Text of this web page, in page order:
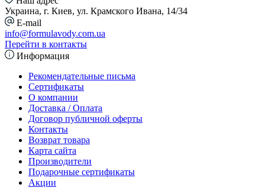
Украина, г. Киев, ул. Крамского Ивана, 14/34
E-mail
info@formulavody.com.ua
Перейти в контакты
Информация
Рекомендательные письма
Сертификаты
О компании
Доставка / Оплата
Договор публичной оферты
Контакты
Возврат товара
Карта сайта
Производители
Подарочные сертификаты
Акции